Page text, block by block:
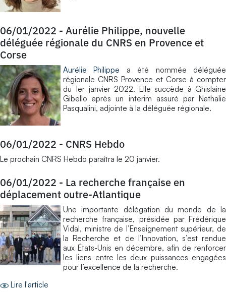
06/01/2022 - Aurélie Philippe, nouvelle
déléguée régionale du CNRS en Provence et
Corse
Aurélie Philippe a été nommée déléguée
régionale CNRS Provence et Corse à compter
du 1er janvier 2022. Elle succède à Ghislaine
Gibello après un interim assuré par Nathalie
Pasqualini, adjointe à la déléguée régionale.
06/01/2022 - CNRS Hebdo
Le prochain CNRS Hebdo paraîtra le 20 janvier.
06/01/2022 - La recherche française en
déplacement outre-Atlantique
Une importante délégation du monde de la
recherche française, présidée par Frédérique
Vidal, ministre de l’Enseignement supérieur, de
la Recherche et de l’Innovation, s’est rendue
aux États-Unis en décembre, afin de renforcer
les liens entre les deux puissances engagées
pour l’excellence de la recherche.
Lire l'article